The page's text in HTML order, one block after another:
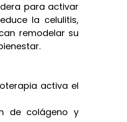
para activar
la celulitis,
remodelar su
activa el
de colágeno y